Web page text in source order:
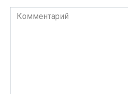
Комментарий